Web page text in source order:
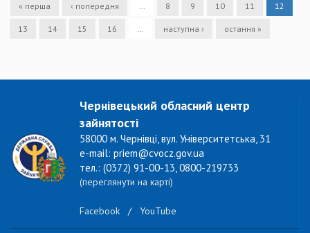
« перша ‹ попередня … 8 9 10 11 12
13 14 15 16 … наступна › остання »
Чернівецький обласний центр
зайнятості
58000 м. Чернівці, вул. Університетська, 31
e-mail: priem@cvocz.gov.ua
тел.: (0372) 91-00-13, 0800-219733
(переглянути на карті)
Facebook / YouTube